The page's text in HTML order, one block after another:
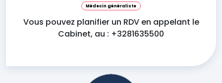
Médecin généraliste
Vous pouvez planifier un RDV en appelant le
Cabinet, au : +3281635500